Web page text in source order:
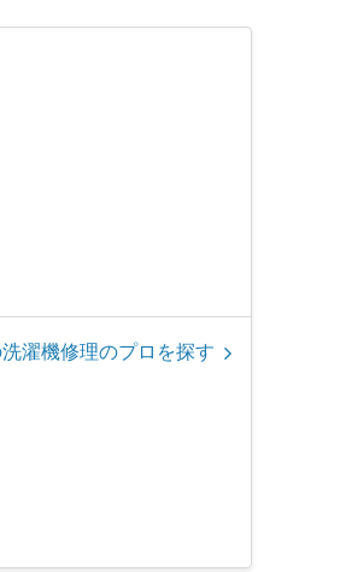
濯機修理のプロを探す